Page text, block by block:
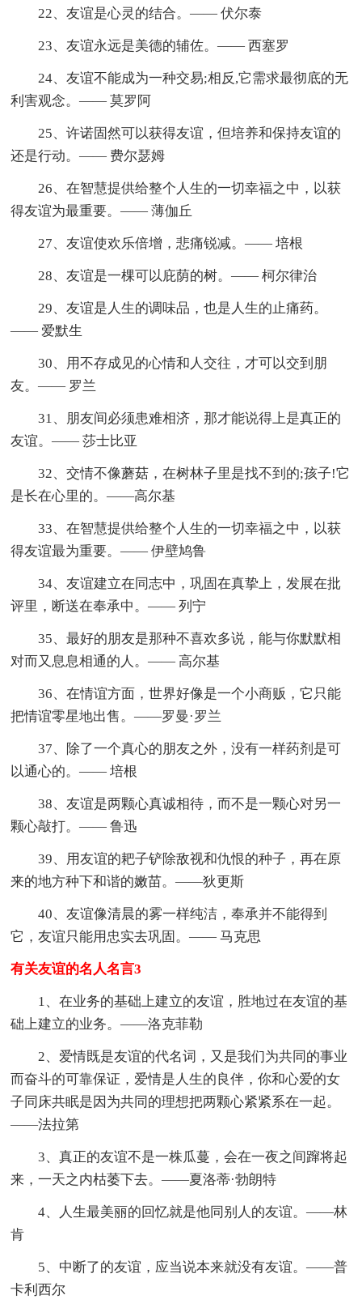
22、友谊是心灵的结合。—— 伏尔泰
23、友谊永远是美德的辅佐。—— 西塞罗
24、友谊不能成为一种交易;相反,它需求最彻底的无
利害观念。—— 莫罗阿
25、许诺固然可以获得友谊，但培养和保持友谊的
还是行动。—— 费尔瑟姆
26、在智慧提供给整个人生的一切幸福之中，以获
得友谊为最重要。—— 薄伽丘
27、友谊使欢乐倍增，悲痛锐减。—— 培根
28、友谊是一棵可以庇荫的树。—— 柯尔律治
29、友谊是人生的调味品，也是人生的止痛药。
—— 爱默生
30、用不存成见的心情和人交往，才可以交到朋
友。—— 罗兰
31、朋友间必须患难相济，那才能说得上是真正的
友谊。—— 莎士比亚
32、交情不像蘑菇，在树林子里是找不到的;孩子!它
是长在心里的。——高尔基
33、在智慧提供给整个人生的一切幸福之中，以获
得友谊最为重要。—— 伊壁鸠鲁
34、友谊建立在同志中，巩固在真挚上，发展在批
评里，断送在奉承中。—— 列宁
35、最好的朋友是那种不喜欢多说，能与你默默相
对而又息息相通的人。—— 高尔基
36、在情谊方面，世界好像是一个小商贩，它只能
把情谊零星地出售。——罗曼·罗兰
37、除了一个真心的朋友之外，没有一样药剂是可
以通心的。—— 培根
38、友谊是两颗心真诚相待，而不是一颗心对另一
颗心敲打。—— 鲁迅
39、用友谊的耙子铲除敌视和仇恨的种子，再在原
来的地方种下和谐的嫩苗。——狄更斯
40、友谊像清晨的雾一样纯洁，奉承并不能得到
它，友谊只能用忠实去巩固。—— 马克思
有关友谊的名人名言3
1、在业务的基础上建立的友谊，胜地过在友谊的基
础上建立的业务。——洛克菲勒
2、爱情既是友谊的代名词，又是我们为共同的事业
而奋斗的可靠保证，爱情是人生的良伴，你和心爱的女
子同床共眠是因为共同的理想把两颗心紧紧系在一起。
——法拉第
3、真正的友谊不是一株瓜蔓，会在一夜之间蹿将起
来，一天之内枯萎下去。——夏洛蒂·勃朗特
4、人生最美丽的回忆就是他同别人的友谊。——林
肯
5、中断了的友谊，应当说本来就没有友谊。——普
卡利西尔